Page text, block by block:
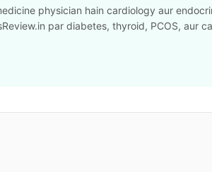
physician hain cardiology aur
par diabetes, thyroid, PCOS, aur